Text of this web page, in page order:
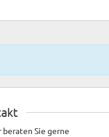
beraten Sie gerne